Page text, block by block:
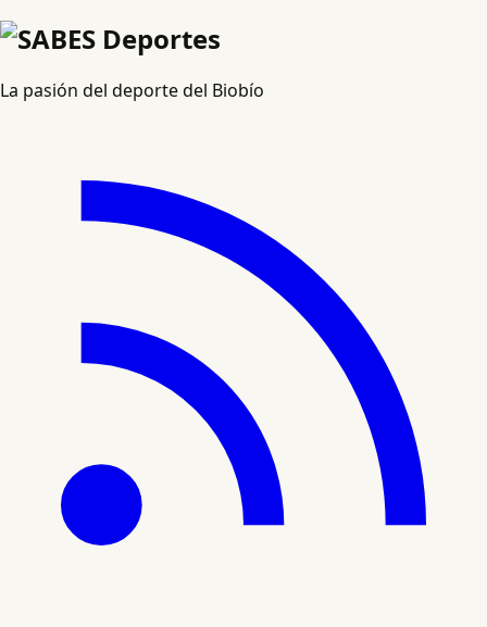
La pasión del deporte del Biobío